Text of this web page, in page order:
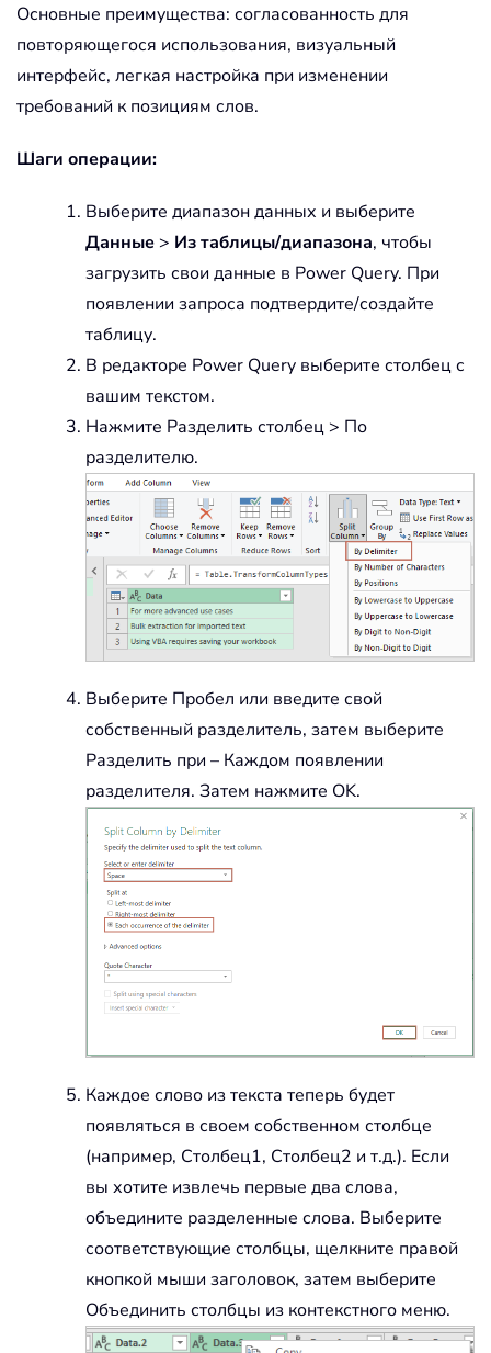
Основные преимущества: согласованность для
повторяющегося использования, визуальный
интерфейс, легкая настройка при изменении
требований к позициям слов.
Шаги операции:
Выберите диапазон данных и выберите
Данные > Из таблицы/диапазона, чтобы
загрузить свои данные в Power Query. При
появлении запроса подтвердите/создайте
таблицу.
В редакторе Power Query выберите столбец с
вашим текстом.
Нажмите Разделить столбец > По
разделителю.
Выберите Пробел или введите свой
собственный разделитель, затем выберите
Разделить при – Каждом появлении
разделителя. Затем нажмите OK.
Каждое слово из текста теперь будет
появляться в своем собственном столбце
(например, Столбец1, Столбец2 и т.д.). Если
вы хотите извлечь первые два слова,
объедините разделенные слова. Выберите
соответствующие столбцы, щелкните правой
кнопкой мыши заголовок, затем выберите
Объединить столбцы из контекстного меню.